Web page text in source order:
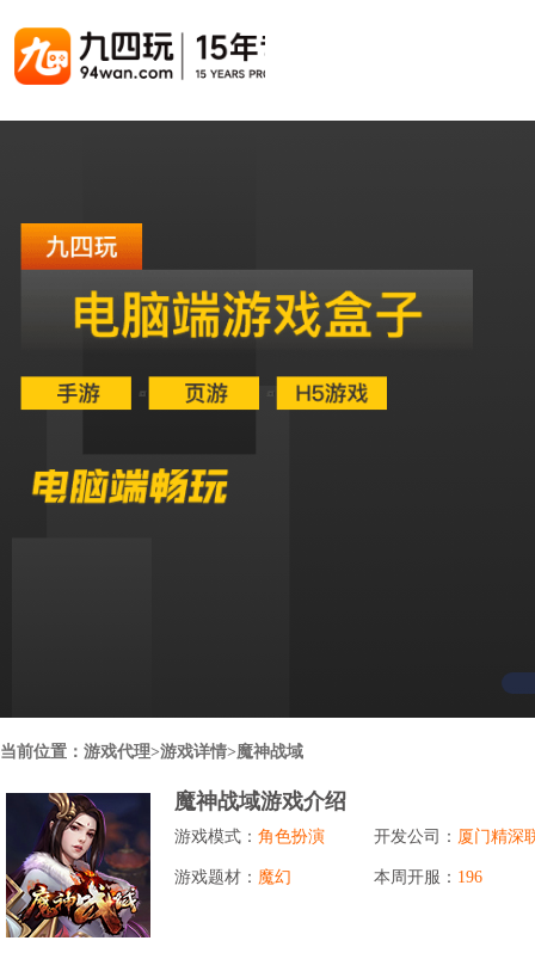
千款游戏任意运营
页游联运系统
PC官网、CPS系统…等
H5游戏联运系统
快速启动，无须下载在线即玩
游戏联运系统（海外版）
支持多国语言，多种国际支付
PC官网
全新 UI 界面，功能模块重新划分
游戏APP
游戏社区化运营，新版强势来袭
聚合盒子PC端
全新UI上线，引流新利器
手游列表
上千款游戏，款款吸金
H5游戏列表
页游列表
小程序游戏列表
变现模式多样(订单、礼物、招商加盟)
陪玩PC官网
自适应所有终端机型，引流更方便
陪玩APP
在线点单陪玩，语音聊天室...等
陪玩后台管理系统
一站式管理陪玩技师/订单/玩家数据...
游戏开播助手
原生开发，快速开播，数据互通
当前位置： 游戏代理>游戏详情>魔神战域
魔神战域游戏介绍
游戏模式： 角色扮演 开发公司： 厦门精深
游戏题材： 魔幻 本周开服： 196